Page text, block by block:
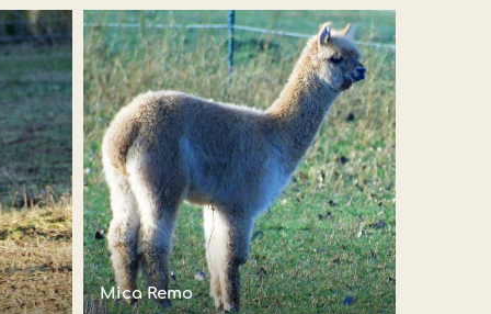
Mica Remo